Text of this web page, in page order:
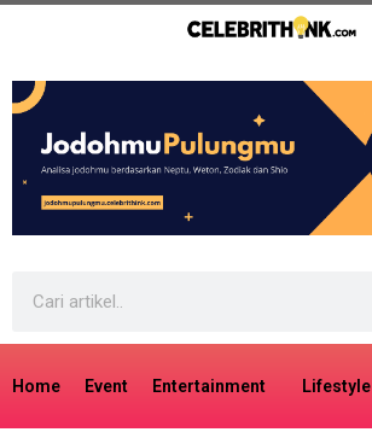
Home Event Entertainment Lifestyle